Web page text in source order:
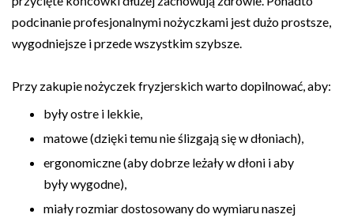
podcinanie profesjonalnymi nożyczkami jest dużo prostsze,
wygodniejsze i przede wszystkim szybsze.
Przy zakupie nożyczek fryzjerskich warto dopilnować, aby:
były ostre i lekkie,
matowe (dzięki temu nie ślizgają się w dłoniach),
ergonomiczne (aby dobrze leżały w dłoni i aby
były wygodne),
miały rozmiar dostosowany do wymiaru naszej